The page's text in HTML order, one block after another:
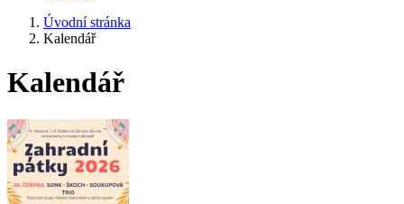
Úvodní stránka
Kalendář
Kalendář